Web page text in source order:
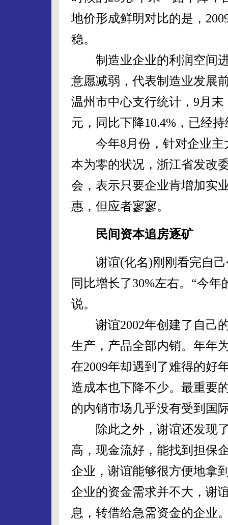
地价形成鲜明对比的是，
稳。
制造业企业的利润空间进
意愿减弱，代表制造业发展
温州市中心支行统计，9月
元，同比下降10.4%，已经
今年8月份，针对企业主
本为零的状况，浙江省发改
会，表示只要企业肯增加实
惠，但应者寥寥。
民间资本追房逐矿
谢谊(化名)刚刚看完自己
同比增长了30%左右。“今
说。
谢谊2002年创建了自己的
生产，产品全部内销。年年
在2009年却遇到了难得的好
造成本也下降不少。最重要
的内销市场几乎没有受到国
除此之外，谢谊还发现了
高，现金流好，能找到担保
企业，谢谊能够很方便地拿
企业的资金需求并不大，谢
息，转借给急需资金的企业